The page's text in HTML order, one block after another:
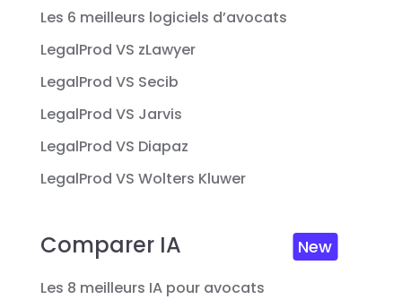
Les 6 meilleurs logiciels d’avocats
LegalProd VS zLawyer
LegalProd VS Secib
LegalProd VS Jarvis
LegalProd VS Diapaz
LegalProd VS Wolters Kluwer
Comparer IA New
Les 8 meilleurs IA pour avocats